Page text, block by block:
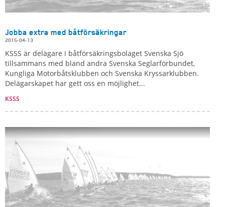
Jobba extra med båtförsäkringar
2015-04-13
KSSS är delägare i båtförsäkringsbolaget Svenska Sjö
tillsammans med bland andra Svenska Seglarförbundet,
Kungliga Motorbåtsklubben och Svenska Kryssarklubben.
Delägarskapet har gett oss en möjlighet...
KSSS